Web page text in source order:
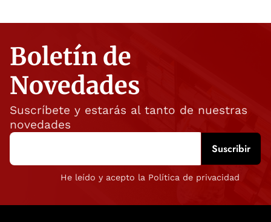
Boletín de
Novedades
Suscríbete y estarás al tanto de nuestras
novedades
He leído y acepto la Política de privacidad